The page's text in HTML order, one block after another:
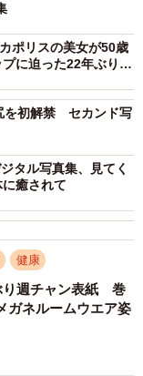
ポリスの美女が50歳
に迫った22年ぶり写
を初解禁 セカンド写
タル写真集、見てく
癒されて
健康
り週チャン表紙 巻
ガネルームウエア姿